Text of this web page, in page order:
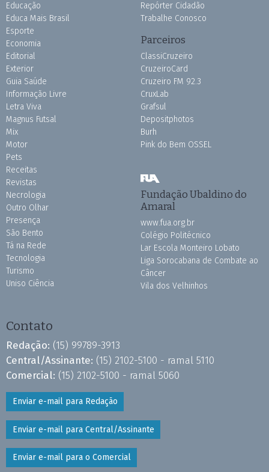
Educação
Educa Mais Brasil
Esporte
Economia
Editorial
Exterior
Guia Saúde
Informação Livre
Letra Viva
Magnus Futsal
Mix
Motor
Pets
Receitas
Revistas
Necrologia
Outro Olhar
Presença
São Bento
Tá na Rede
Tecnologia
Turismo
Uniso Ciência
Repórter Cidadão
Trabalhe Conosco
Parceiros
ClassiCruzeiro
CruzeiroCard
Cruzeiro FM 92.3
CruxLab
Grafsul
Depositphotos
Burh
Pink do Bem OSSEL
Fundação Ubaldino do
Amaral
www.fua.org.br
Colégio Politécnico
Lar Escola Monteiro Lobato
Liga Sorocabana de Combate ao
Câncer
Vila dos Velhinhos
Contato
Redação: (15) 99789-3913
Central/Assinante: (15) 2102-5100 - ramal 5110
Comercial: (15) 2102-5100 - ramal 5060
Enviar e-mail para Redação
Enviar e-mail para Central/Assinante
Enviar e-mail para o Comercial